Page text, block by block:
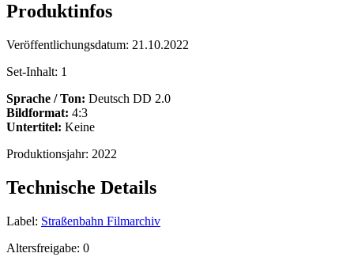
Produktinfos
Veröffentlichungsdatum: 21.10.2022
Set-Inhalt: 1
Sprache / Ton: Deutsch DD 2.0
Bildformat: 4:3
Untertitel: Keine
Produktionsjahr: 2022
Technische Details
Label: Straßenbahn Filmarchiv
Altersfreigabe: 0